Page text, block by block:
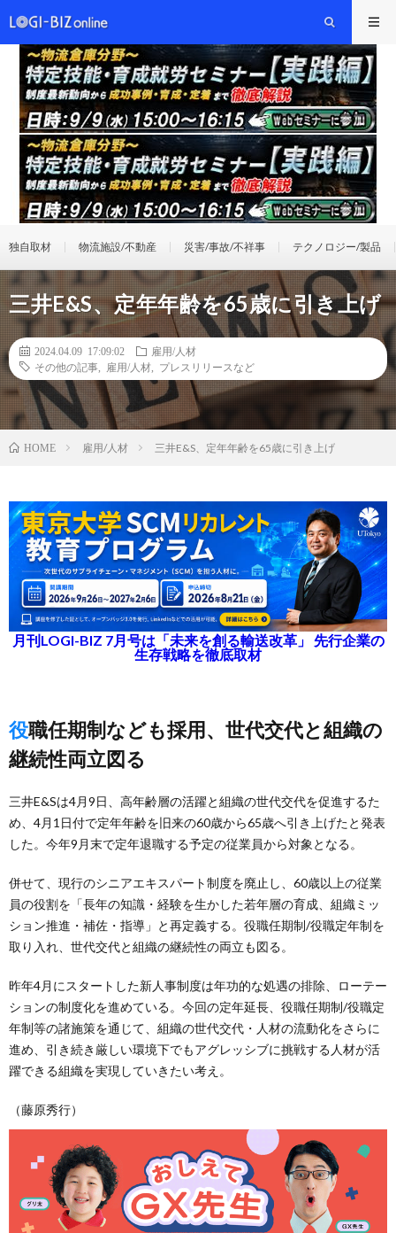
独自取材 物流施設/不動産 災害/事故/不祥事 テクノロジー/製品
三井E&S、定年年齢を65歳に引き上げ
2024.04.09 17:09:02
雇用/人材
その他の記事
雇用/人材 プレスリリースなど
HOME 雇用/人材 三井E&S、定年年齢を65歳に引き上げ
月刊LOGI-BIZ 7月号は「未来を創る輸送改革」 先行企業の
生存戦略を徹底取材
役職任期制なども採用、世代交代と組織の
継続性両立図る
三井E&Sは4月9日、高年齢層の活躍と組織の世代交代を促進するた
め、4月1日付で定年年齢を旧来の60歳から65歳へ引き上げたと発表
した。今年9月末で定年退職する予定の従業員から対象となる。
併せて、現行のシニアエキスパート制度を廃止し、60歳以上の従業
員の役割を「長年の知識・経験を生かした若年層の育成、組織ミッ
ション推進・補佐・指導」と再定義する。役職任期制/役職定年制を
取り入れ、世代交代と組織の継続性の両立も図る。
昨年4月にスタートした新人事制度は年功的な処遇の排除、ローテー
ションの制度化を進めている。今回の定年延長、役職任期制/役職定
年制等の諸施策を通じて、組織の世代交代・人材の流動化をさらに
進め、引き続き厳しい環境下でもアグレッシブに挑戦する人材が活
躍できる組織を実現していきたい考え。
（藤原秀行）